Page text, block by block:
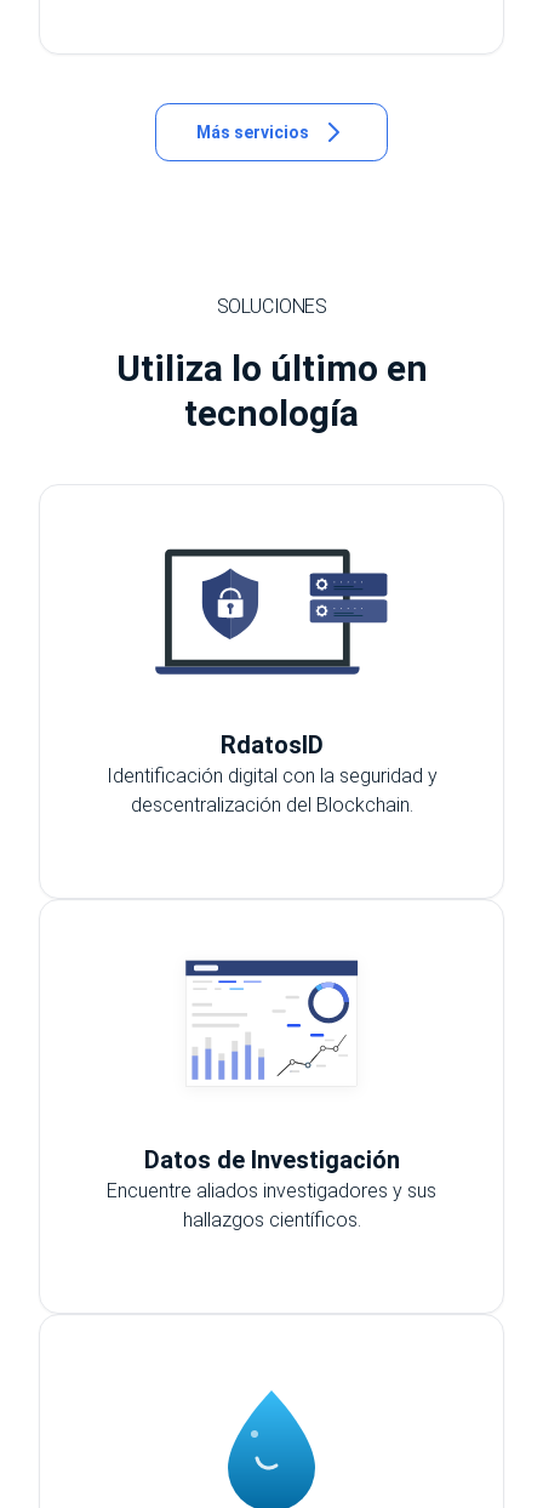
Más servicios
SOLUCIONES
Utiliza lo último en
tecnología
RdatosID
Identificación digital con la seguridad y
descentralización del Blockchain.
Datos de Investigación
Encuentre aliados investigadores y sus
hallazgos científicos.